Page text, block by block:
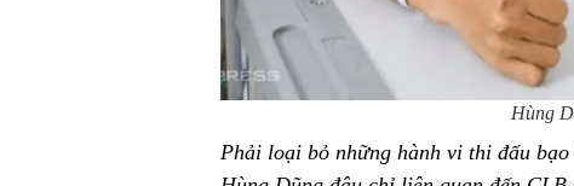
Hùng
Phải loại bỏ những hành vi thi đấu